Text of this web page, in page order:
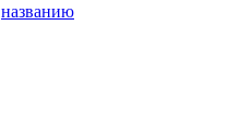
названию